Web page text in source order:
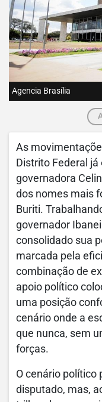
Agencia Brasília
As
Distrito Federal
governadora
dos nomes mais
Buriti.
governador
consolidado sua
marcada pela
combinação de
apoio político
uma posição
cenário onde a
que nunca, sem
forças.
O cenário político
disputado, mas,